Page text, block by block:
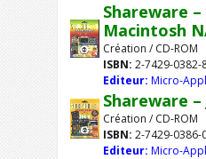
Shareware
Macintosh
Création / CD-ROM
ISBN: 2-7429-0382-
Editeur: Micro-
Shareware –
Création / CD-ROM
ISBN: 2-7429-0386-
Editeur: Micro-